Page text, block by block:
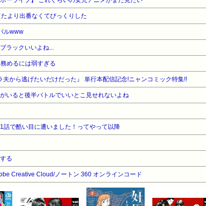
より出番なくてびっくりした
ルwww
ラックいいよね...
めるには弱すぎる
夫から逃げたいだけだった』 単行本配信記念!ニャンコミック特集!!
いると後半バトルでいいとこ見せれないよね
話で酷い目に遭いました！ってやって以降
る
Creative Cloud/ノートン 360 オンラインコード